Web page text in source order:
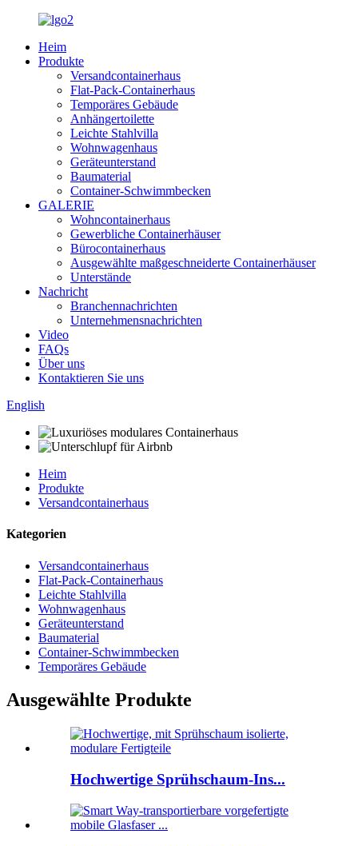
Heim
Produkte
Versandcontainerhaus
Flat-Pack-Containerhaus
Temporäres Gebäude
Anhängertoilette
Leichte Stahlvilla
Wohnwagenhaus
Geräteunterstand
Baumaterial
Container-Schwimmbecken
GALERIE
Wohncontainerhaus
Gewerbliche Containerhäuser
Bürocontainerhaus
Ausgewählte maßgeschneiderte Containerhäuser
Unterstände
Nachricht
Branchennachrichten
Unternehmensnachrichten
Video
FAQs
Über uns
Kontaktieren Sie uns
English
Heim
Produkte
Versandcontainerhaus
Kategorien
Versandcontainerhaus
Flat-Pack-Containerhaus
Leichte Stahlvilla
Wohnwagenhaus
Geräteunterstand
Baumaterial
Container-Schwimmbecken
Temporäres Gebäude
Ausgewählte Produkte
Hochwertige Sprühschaum-Ins...